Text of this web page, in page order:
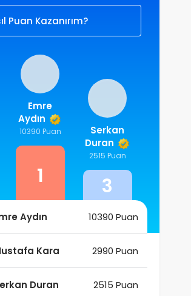
Puan Kazanırım?
Emre
Aydın
10390 Puan
1
Serkan
Duran
2515 Puan
3
Aydın 10390 Puan
Kara 2990 Puan
Duran 2515 Puan